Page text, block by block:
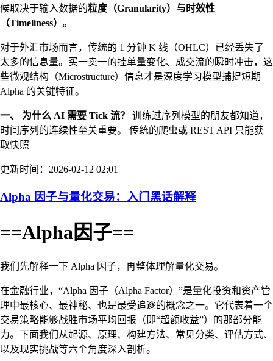
候取决于输入数据的粒度（Granularity）与时效性
（Timeliness） 。
对于外汇市场而言，传统的 1 分钟 K 线（OHLC）已经丢失了
太多的信息量。买一卖一的挂单量变化、成交流的瞬时冲击，这
些微观结构（Microstructure）信息才是深度学习模型捕捉短期
Alpha 的关键特征。
一、 为什么 AI 需要 Tick 流？
训练过序列模型的朋友都知道，
时间序列的连续性至关重要。 传统的爬虫或 REST API 只能获
取快照
更新时间：2026-02-12 02:01
Alpha 因子与量化交易：入门黑话解释
==Alpha因子==
我们先解释一下 Alpha 因子，再整体理解量化交易。
在金融行业，“Alpha 因子（Alpha Factor）”是量化投资和资产管
理中最核心、最神秘、也是最受追逐的概念之一。它代表着一个
交易策略能够战胜市场平均回报（即“超额收益”）的那部分能
力。下面我们从起源、原理、构建方法、常见分类、评估方式、
以及现实挑战等六个角度深入剖析。